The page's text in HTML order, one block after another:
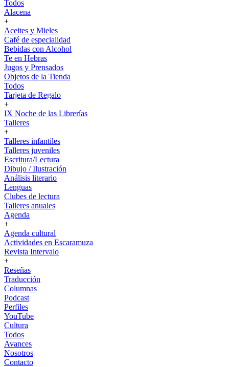
Todos
Alacena
+
Aceites y Mieles
Café de especialidad
Bebidas con Alcohol
Te en Hebras
Jugos y Prensados
Objetos de la Tienda
Todos
Tarjeta de Regalo
+
IX Noche de las Librerías
Talleres
+
Talleres infantiles
Talleres juveniles
Escritura/Lectura
Dibujo / Ilustración
Análisis literario
Lenguas
Clubes de lectura
Talleres anuales
Agenda
+
Agenda cultural
Actividades en Escaramuza
Revista Intervalo
+
Reseñas
Traducción
Columnas
Podcast
Perfiles
YouTube
Cultura
Todos
Avances
Nosotros
Contacto